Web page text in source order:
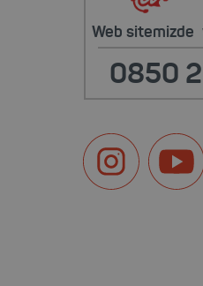
Web sitemizde
0850